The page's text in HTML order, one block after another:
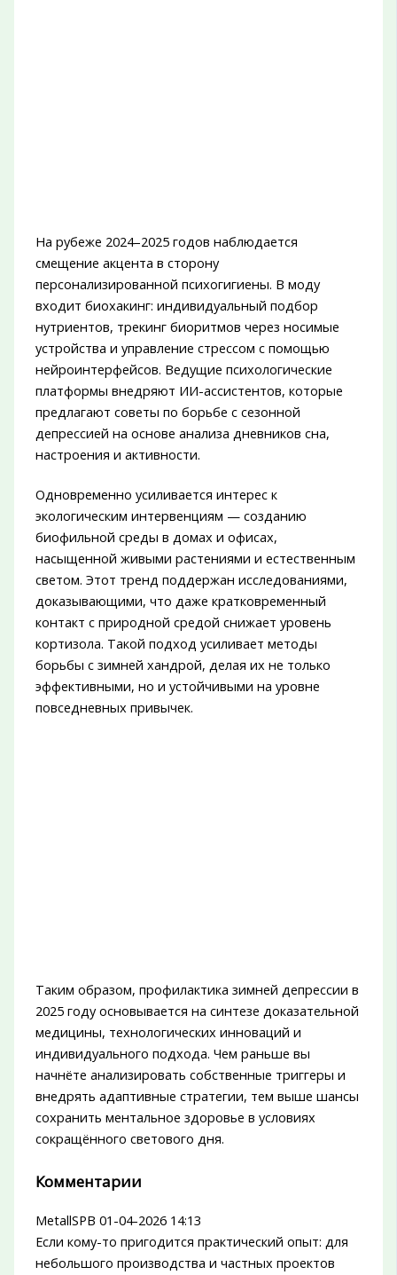
На рубеже 2024–2025 годов наблюдается
смещение акцента в сторону
персонализированной психогигиены. В моду
входит биохакинг: индивидуальный подбор
нутриентов, трекинг биоритмов через носимые
устройства и управление стрессом с помощью
нейроинтерфейсов. Ведущие психологические
платформы внедряют ИИ-ассистентов, которые
предлагают советы по борьбе с сезонной
депрессией на основе анализа дневников сна,
настроения и активности.
Одновременно усиливается интерес к
экологическим интервенциям — созданию
биофильной среды в домах и офисах,
насыщенной живыми растениями и естественным
светом. Этот тренд поддержан исследованиями,
доказывающими, что даже кратковременный
контакт с природной средой снижает уровень
кортизола. Такой подход усиливает методы
борьбы с зимней хандрой, делая их не только
эффективными, но и устойчивыми на уровне
повседневных привычек.
Таким образом, профилактика зимней депрессии в
2025 году основывается на синтезе доказательной
медицины, технологических инноваций и
индивидуального подхода. Чем раньше вы
начнёте анализировать собственные триггеры и
внедрять адаптивные стратегии, тем выше шансы
сохранить ментальное здоровье в условиях
сокращённого светового дня.
Комментарии
MetallSPB 01-04-2026 14:13
Если кому-то пригодится практический опыт: для
небольшого производства и частных проектов